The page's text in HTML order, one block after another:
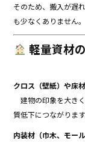
そのため、搬入が遅
も少なくありません。
軽量資材
クロス（壁紙）や床材
建物の印象を大き
質低下につながります
内装材（巾木、モー